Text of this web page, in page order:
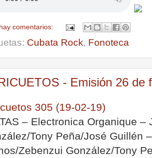
comentarios:
Cubata Rock, Fonoteca
- Emisión 26 de
305 (19-02-19)
– Electronica Organique
Tony Peña/José Guillén
Zebenzui González/Tony